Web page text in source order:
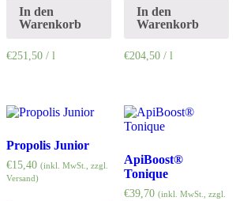
In den
Warenkorb
€251,50 / l
In den
Warenkorb
€204,50 /l
Propolis Junior
€15,40 (inkl. MwSt., zzgl.
Versand)
ApiBoost®
Tonique
€39,70 (inkl. MwSt., zzgl.